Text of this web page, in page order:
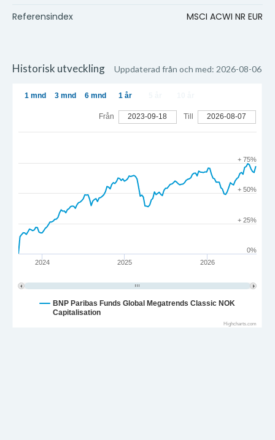
Referensindex
MSCI ACWI NR EUR
Historisk utveckling Uppdaterad från och med: 2026-08-06
2024 2025 2026
0%
+ 50%
+ 25%
+ 75%
1 mnd 3 mnd 6 mnd 1 år
Från 2023-09-18 Till 2026-08-07
BNP Paribas Funds Global Megatrends Classic NOK
Capitalisation
Highcharts.com